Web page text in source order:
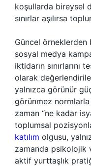
koşullarda bireysel
sınırlar aşılırsa
Güncel
sosyal medya
iktidarın
olarak
yalnızca görünür
görünmez normlarla
zaman “ne kadar
toplumsal
katılım olgusu,
zamanda psikolojik
aktif yurttaşlık